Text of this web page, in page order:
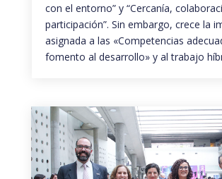
con el entorno” y “Cercanía,
participación”. Sin embargo, crece la
asignada a las «Competencias
fomento al desarrollo» y al trabajo